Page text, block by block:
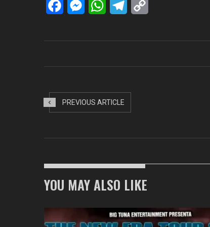
FacebookMessengerWhatsAppTelegram
PREVIOUS ARTICLE
YOU MAY ALSO LIKE